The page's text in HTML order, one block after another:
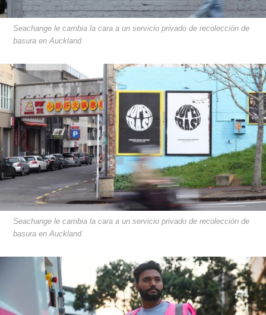
Seachange le cambia la cara a un servicio privado de recolección de
basura en Auckland
Seachange le cambia la cara a un servicio privado de recolección de
basura en Auckland